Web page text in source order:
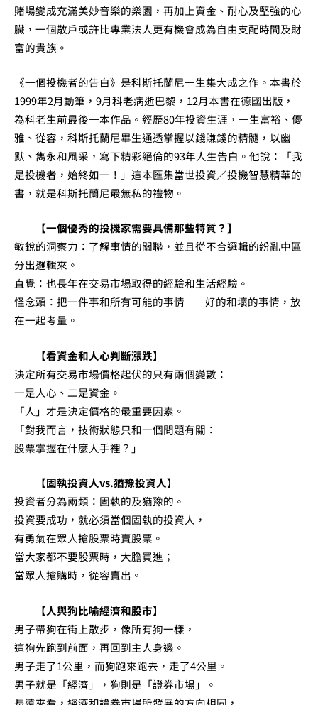
賭場變成充滿美妙音樂的樂園，再加上資金、耐心及堅強的心
臟，一個散戶或許比專業法人更有機會成為自由支配時間及財
富的貴族。
《一個投機者的告白》是科斯托蘭尼一生集大成之作。本書於
1999年2月動筆，9月科老病逝巴黎，12月本書在德國出版，
為科老生前最後一本作品。經歷80年投資生涯，一生富裕、優
雅、從容，科斯托蘭尼畢生通透掌握以錢賺錢的精髓，以幽
默、雋永和風采，寫下精彩絕倫的93年人生告白。他說：「我
是投機者，始終如一！」這本匯集當世投資／投機智慧精華的
書，就是科斯托蘭尼最無私的禮物。
【一個優秀的投機家需要具備那些特質？】
敏銳的洞察力：了解事情的關聯，並且從不合邏輯的紛亂中區
分出邏輯來。
直覺：也長年在交易市場取得的經驗和生活經驗。
怪念頭：把一件事和所有可能的事情——好的和壞的事情，放
在一起考量。
【看資金和人心判斷漲跌】
決定所有交易市場價格起伏的只有兩個變數：
一是人心、二是資金。
「人」才是決定價格的最重要因素。
「對我而言，技術狀態只和一個問題有關：
股票掌握在什麼人手裡？」
【固執投資人vs.猶豫投資人】
投資者分為兩類：固執的及猶豫的。
投資要成功，就必須當個固執的投資人，
有勇氣在眾人搶股票時賣股票。
當大家都不要股票時，大膽買進；
當眾人搶購時，從容賣出。
【人與狗比喻經濟和股市】
男子帶狗在街上散步，像所有狗一樣，
這狗先跑到前面，再回到主人身邊。
男子走了1公里，而狗跑來跑去，走了4公里。
男子就是「經濟」，狗則是「證券市場」。